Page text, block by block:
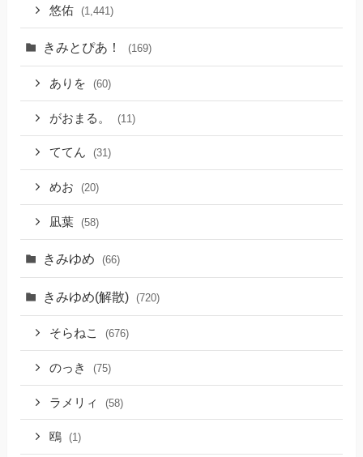
悠佑 (1,441)
きみとぴあ！ (169)
ありを (60)
がおまる。 (11)
ててん (31)
めお (20)
凪葉 (58)
きみゆめ (66)
きみゆめ(解散) (720)
そらねこ (676)
のっき (75)
ラメリィ (58)
鴎 (1)